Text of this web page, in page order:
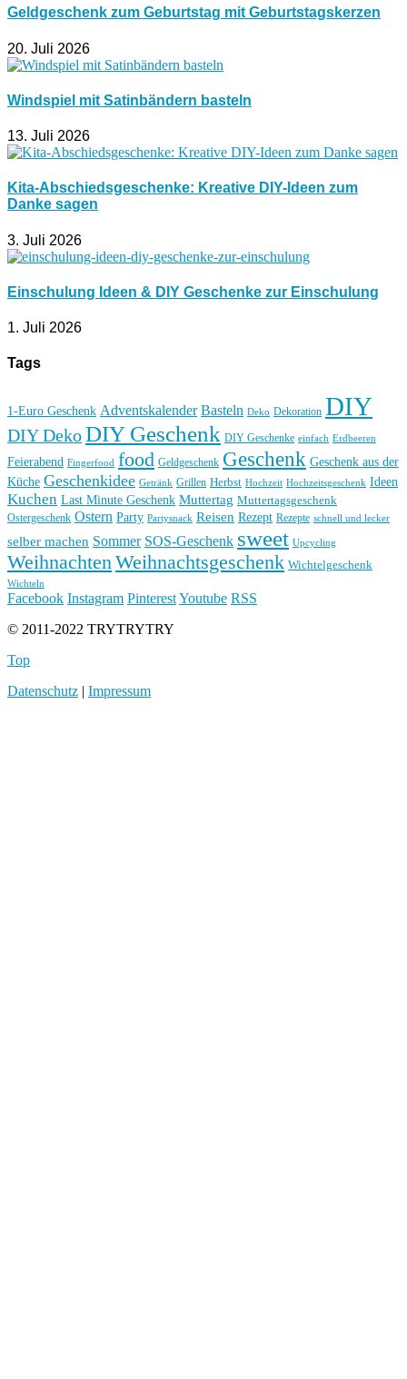
Geldgeschenk zum Geburtstag mit Geburtstagskerzen
20. Juli 2026
Windspiel mit Satinbändern basteln
13. Juli 2026
Kita-Abschiedsgeschenke: Kreative DIY-Ideen zum
Danke sagen
3. Juli 2026
Einschulung Ideen & DIY Geschenke zur Einschulung
1. Juli 2026
Tags
1-Euro Geschenk Adventskalender Basteln Deko Dekoration DIY
DIY DekoDIY Geschenk DIY Geschenke einfach Erdbeeren
Feierabend Fingerfood food Geldgeschenk Geschenk Geschenk aus der
Küche Geschenkidee Getränk Grillen Herbst Hochzeit Hochzeitsgeschenk Ideen
Kuchen Last Minute Geschenk Muttertag Muttertagsgeschenk
Ostergeschenk Ostern Party Partysnack Reisen Rezept Rezepte schnell und lecker
selber machen Sommer SOS-Geschenk sweet Upcycling
Weihnachten Weihnachtsgeschenk Wichtelgeschenk
Wichteln
Facebook Instagram PinterestYoutube RSS
© 2011-2022 TRYTRYTRY
Top
Datenschutz | Impressum